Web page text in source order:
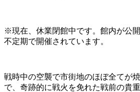
※現在、休業閉館中です。館内が公
不定期で開催されています。
戦時中の空襲で市街地のほぼ全てが
で、奇跡的に戦火を免れた戦前の貴